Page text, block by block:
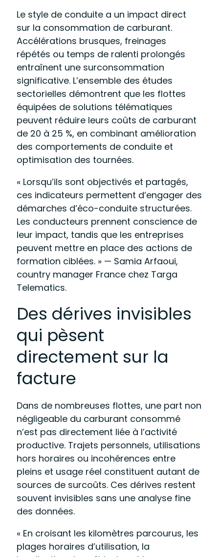
Le style de conduite a un impact direct
sur la consommation de carburant.
Accélérations brusques, freinages
répétés ou temps de ralenti prolongés
entraînent une surconsommation
significative. L’ensemble des études
sectorielles démontrent que les flottes
équipées de solutions télématiques
peuvent réduire leurs coûts de carburant
de 20 à 25 %, en combinant amélioration
des comportements de conduite et
optimisation des tournées.
« Lorsqu’ils sont objectivés et partagés,
ces indicateurs permettent d’engager des
démarches d’éco-conduite structurées.
Les conducteurs prennent conscience de
leur impact, tandis que les entreprises
peuvent mettre en place des actions de
formation ciblées. » — Samia Arfaoui,
country manager France chez Targa
Telematics.
Des dérives invisibles
qui pèsent
directement sur la
facture
Dans de nombreuses flottes, une part non
négligeable du carburant consommé
n’est pas directement liée à l’activité
productive. Trajets personnels, utilisations
hors horaires ou incohérences entre
pleins et usage réel constituent autant de
sources de surcoûts. Ces dérives restent
souvent invisibles sans une analyse fine
des données.
« En croisant les kilomètres parcourus, les
plages horaires d’utilisation, la